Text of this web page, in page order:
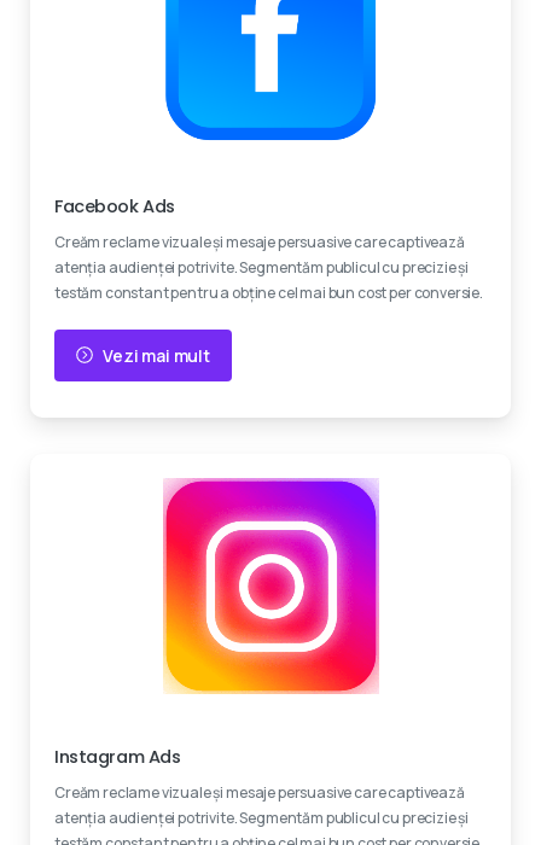
Facebook Ads
Creăm reclame vizuale și mesaje persuasive care captivează
atenția audienței potrivite. Segmentăm publicul cu precizie și
testăm constant pentru a obține cel mai bun cost per conversie.
Vezi mai mult
Instagram Ads
Creăm reclame vizuale și mesaje persuasive care captivează
atenția audienței potrivite. Segmentăm publicul cu precizie și